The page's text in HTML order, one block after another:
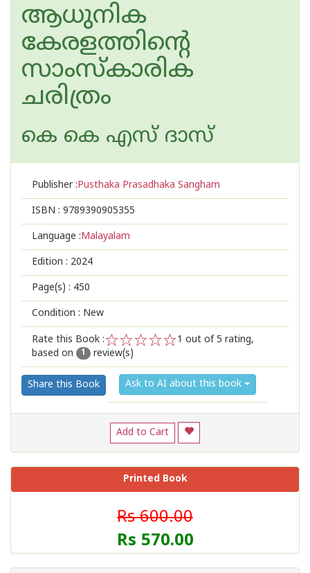
ആധുനിക
കേരളത്തിൻ്റെ
സാംസ്‌കാരിക
ചരിത്രം
കെ കെ എസ് ദാസ്
Publisher :Pusthaka Prasadhaka Sangham
ISBN : 9789390905355
Language :Malayalam
Edition : 2024
Page(s) : 450
Condition : New
Rate this Book :
2
1
1 out of 5 rating,
based on
1 review(s)
Share this Book Ask to AI about this book
Add to Cart
Printed Book
Rs 600.00
Rs 570.00